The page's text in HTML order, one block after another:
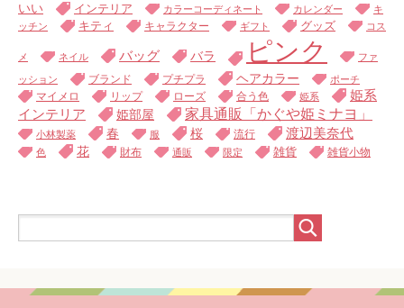
いい
インテリア カラーコーディネート カレンダー
キ
ッチン
キティ キャラクター ギフト グッズ コス
メ ネイル バッグ バラ ピンク ファ
ッション ブランド プチプラ ヘアカラー ポーチ
マイメロ リップ ローズ 合う色 姫系
姫系
インテリア
姫部屋 家具通販「かぐや姫ミナヨ」
小林製薬 春 服 桜 流行 渡辺美奈代
色 花 財布 通販 限定 雑貨 雑貨小物